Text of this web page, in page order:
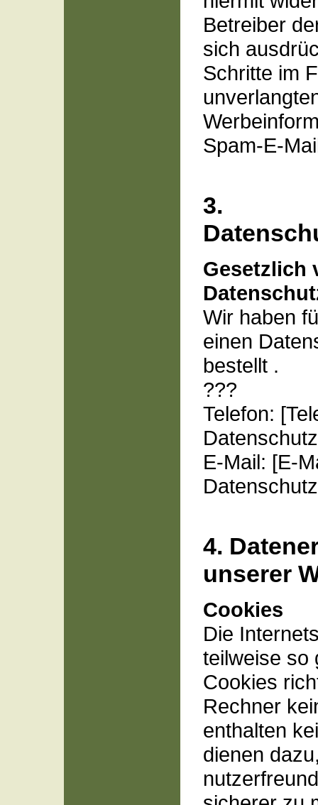
Betreiber
sich
Schritte im
Spam-E-
3.
Gesetzlich
Wir haben
einen
bestellt .
???
Telefon:
E-Mail: [E-
4.
unserer
Cookies
Die
teilweise so
Cookies
Rechner
enthalten
dienen